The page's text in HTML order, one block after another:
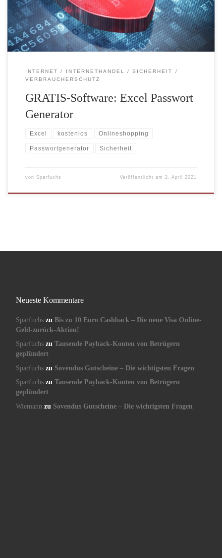
immer noch altbekannte Passwörter wie „password“, „qwertz“ oder
einfach „1234567“ unter den beliebtesten Passwörtern […]
INTERNET INTERNETHANDEL
SICHERHEIT
VERBRAUCHERSCHUTZ
GRATIS-Software: Excel Passwort
Generator
Excel kostenlos Onlineshopping
Passwortgenerator Sicherheit
von Sparfuchs Veröffentlicht am2. April 2021
Neueste Kommentare
Sparfuchszu Bis zu 10 Euro Cashback – Die neue Visa Online-
Geld-zurück-Aktion!
Sparfuchszu Tausende Payback-Konten von Betrügern
geplündert
Sparfuchszu Sovendus Gutscheine – Die wichtigsten Fragen
Sparfuchszu Tausende Payback-Konten von Betrügern
geplündert
Wiemann zu Sovendus Gutscheine – Die wichtigsten Fragen